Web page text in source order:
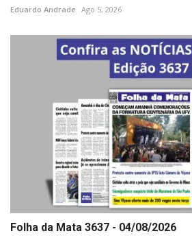
Eduardo Andrade Ago 5, 2026
Folha da Mata 3637 - 04/08/2026